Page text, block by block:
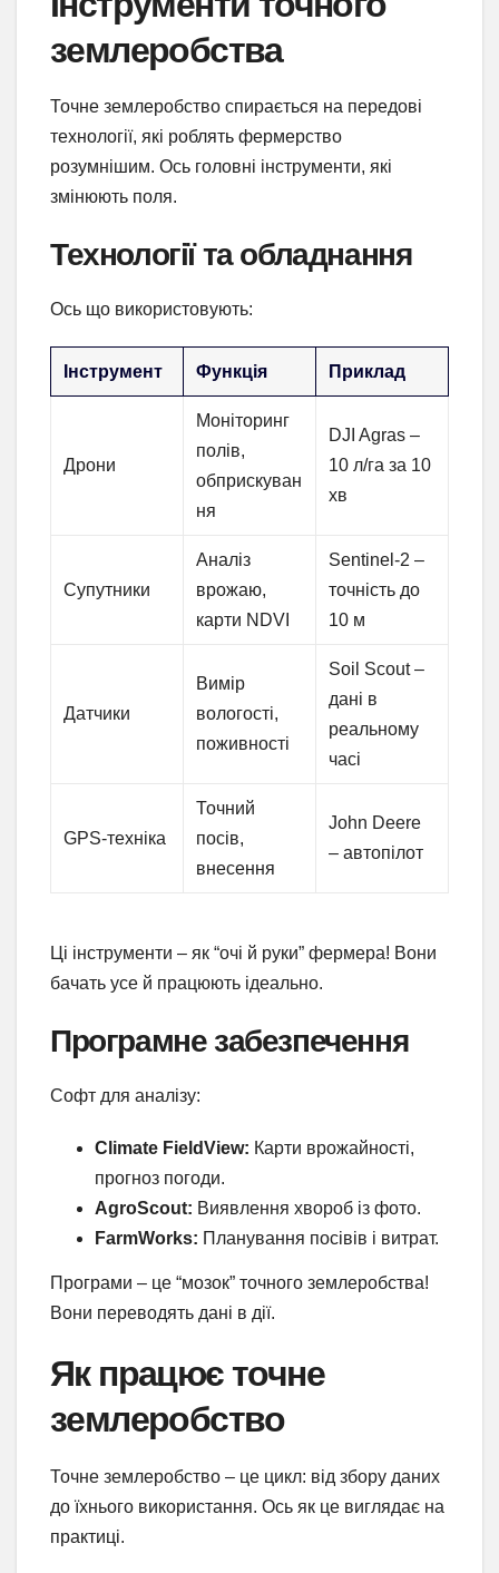
землеробства
Точне землеробство спирається на передові
технології, які роблять фермерство
розумнішим. Ось головні інструменти, які
змінюють поля.
Технології та обладнання
Ось що використовують:
Інструмент Функція Приклад
Дрони
Моніторинг
полів,
обприскуван
ня
DJI Agras –
10 л/га за 10
хв
Супутники
Аналіз
врожаю,
карти NDVI
Sentinel-2 –
точність до
10 м
Датчики
Вимір
вологості,
поживності
Soil Scout –
дані в
реальному
часі
GPS-техніка
Точний
посів,
внесення
John Deere
– автопілот
Ці інструменти – як “очі й руки” фермера! Вони
бачать усе й працюють ідеально.
Програмне забезпечення
Софт для аналізу:
Climate FieldView: Карти врожайності,
прогноз погоди.
AgroScout: Виявлення хвороб із фото.
FarmWorks: Планування посівів і витрат.
Програми – це “мозок” точного землеробства!
Вони переводять дані в дії.
Як працює точне
землеробство
Точне землеробство – це цикл: від збору даних
до їхнього використання. Ось як це виглядає на
практиці.